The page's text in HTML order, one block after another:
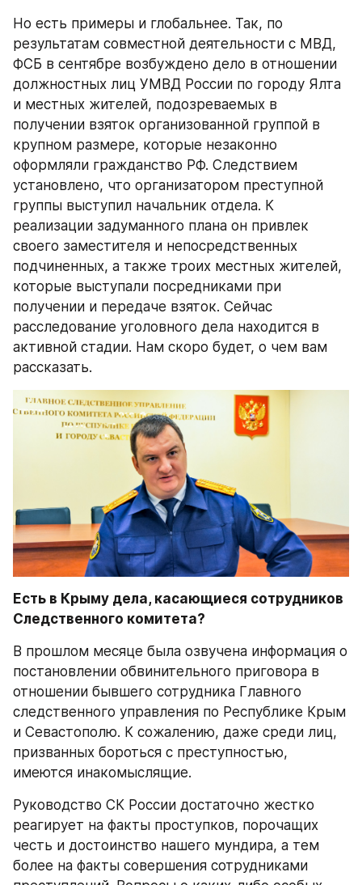
Но есть примеры и глобальнее. Так, по
результатам совместной деятельности с МВД,
ФСБ в сентябре возбуждено дело в отношении
должностных лиц УМВД России по городу Ялта
и местных жителей, подозреваемых в
получении взяток организованной группой в
крупном размере, которые незаконно
оформляли гражданство РФ. Следствием
установлено, что организатором преступной
группы выступил начальник отдела. К
реализации задуманного плана он привлек
своего заместителя и непосредственных
подчиненных, а также троих местных жителей,
которые выступали посредниками при
получении и передаче взяток. Сейчас
расследование уголовного дела находится в
активной стадии. Нам скоро будет, о чем вам
рассказать.
Есть в Крыму дела, касающиеся сотрудников
Следственного комитета?
В прошлом месяце была озвучена информация о
постановлении обвинительного приговора в
отношении бывшего сотрудника Главного
следственного управления по Республике Крым
и Севастополю. К сожалению, даже среди лиц,
призванных бороться с преступностью,
имеются инакомыслящие.
Руководство СК России достаточно жестко
реагирует на факты проступков, порочащих
честь и достоинство нашего мундира, а тем
более на факты совершения сотрудниками